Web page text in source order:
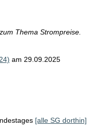
Thema Strompreise.
am 29.09.2025
[alle SG dorthin]